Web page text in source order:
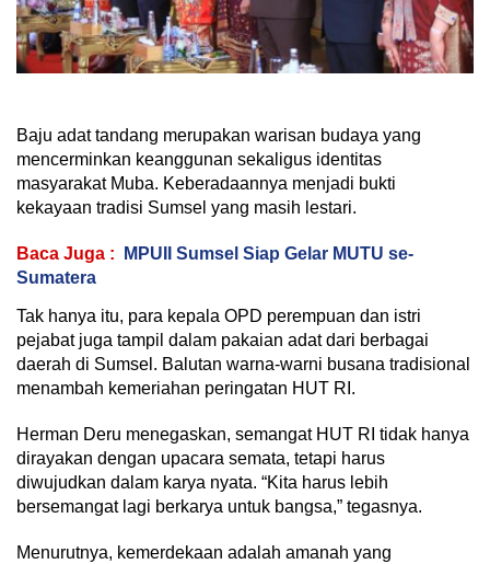
Baju adat tandang merupakan warisan budaya yang
mencerminkan keanggunan sekaligus identitas
masyarakat Muba. Keberadaannya menjadi bukti
kekayaan tradisi Sumsel yang masih lestari.
Baca Juga :
MPUII Sumsel Siap Gelar MUTU se-
Sumatera
Tak hanya itu, para kepala OPD perempuan dan istri
pejabat juga tampil dalam pakaian adat dari berbagai
daerah di Sumsel. Balutan warna-warni busana tradisional
menambah kemeriahan peringatan HUT RI.
Herman Deru menegaskan, semangat HUT RI tidak hanya
dirayakan dengan upacara semata, tetapi harus
diwujudkan dalam karya nyata. “Kita harus lebih
bersemangat lagi berkarya untuk bangsa,” tegasnya.
Menurutnya, kemerdekaan adalah amanah yang